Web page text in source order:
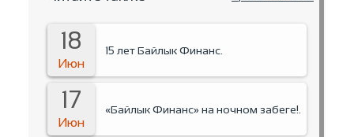
18
Июн
15 лет Байлык Финанс.
17
Июн
«Байлык Финанс» на ночном забеге!.